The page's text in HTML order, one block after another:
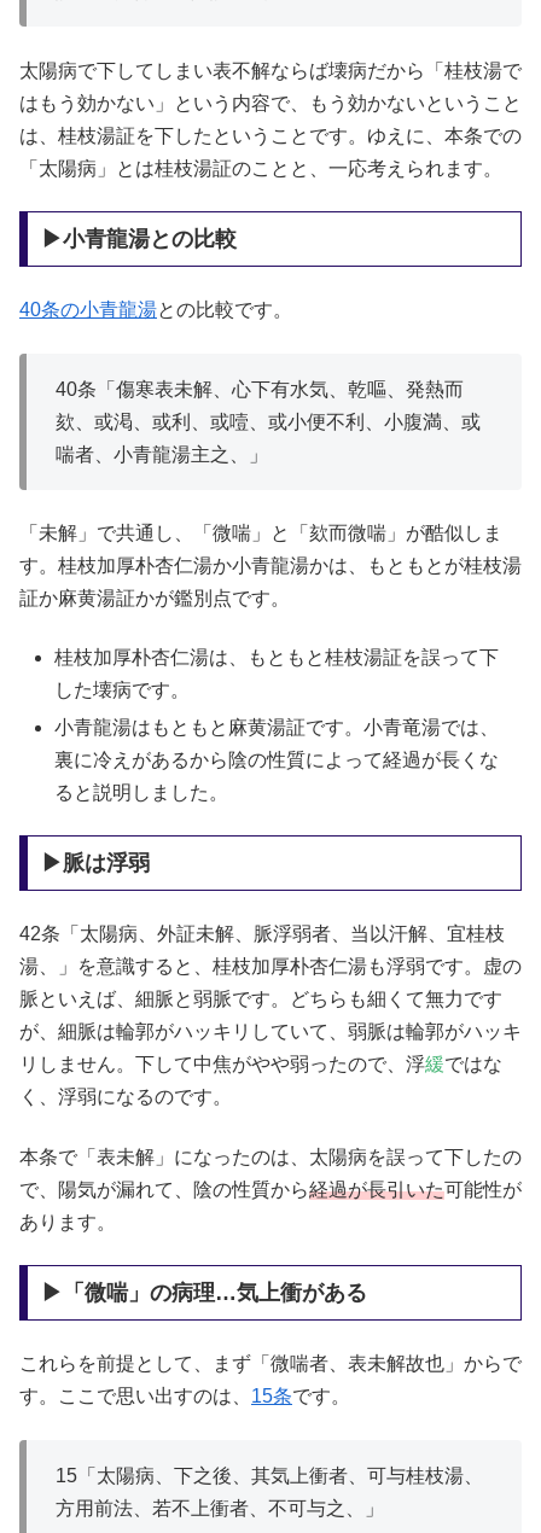
太陽病で下してしまい表不解ならば壊病だから「桂枝湯で
はもう効かない」という内容で、もう効かないということ
は、桂枝湯証を下したということです。ゆえに、本条での
「太陽病」とは桂枝湯証のことと、一応考えられます。
▶小青龍湯との比較
40条の小青龍湯との比較です。
40条「傷寒表未解、心下有水気、乾嘔、発熱而
欬、或渇、或利、或噎、或小便不利、小腹満、或
喘者、小青龍湯主之、」
「未解」で共通し、「微喘」と「欬而微喘」が酷似しま
す。桂枝加厚朴杏仁湯か小青龍湯かは、もともとが桂枝湯
証か麻黄湯証かが鑑別点です。
桂枝加厚朴杏仁湯は、もともと桂枝湯証を誤って下
した壊病です。
小青龍湯はもともと麻黄湯証です。小青竜湯では、
裏に冷えがあるから陰の性質によって経過が長くな
ると説明しました。
▶脈は浮弱
42条「太陽病、外証未解、脈浮弱者、当以汗解、宜桂枝
湯、」を意識すると、桂枝加厚朴杏仁湯も浮弱です。虚の
脈といえば、細脈と弱脈です。どちらも細くて無力です
が、細脈は輪郭がハッキリしていて、弱脈は輪郭がハッキ
リしません。下して中焦がやや弱ったので、浮緩ではな
く、浮弱になるのです。
本条で「表未解」になったのは、太陽病を誤って下したの
で、陽気が漏れて、陰の性質から経過が長引いた可能性が
あります。
▶「微喘」の病理…気上衝がある
これらを前提として、まず「微喘者、表未解故也」からで
す。ここで思い出すのは、 15条です。
15「太陽病、下之後、其気上衝者、可与桂枝湯、
方用前法、若不上衝者、不可与之、」